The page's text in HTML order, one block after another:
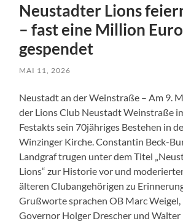
Neustadter Lions
– fast eine Million Euro
gespendet
MAI 11, 2026
Neustadt an der Weinstraße – Am 9.
der Lions Club Neustadt Weinstraße
Festakts sein 70jähriges Bestehen in
Winzinger Kirche. Constantin Beck-
Landgraf trugen unter dem Titel
Lions“ zur Historie vor und
älteren Clubangehörigen zu
Grußworte sprachen OB Marc
Governor Holger Drescher und Walter